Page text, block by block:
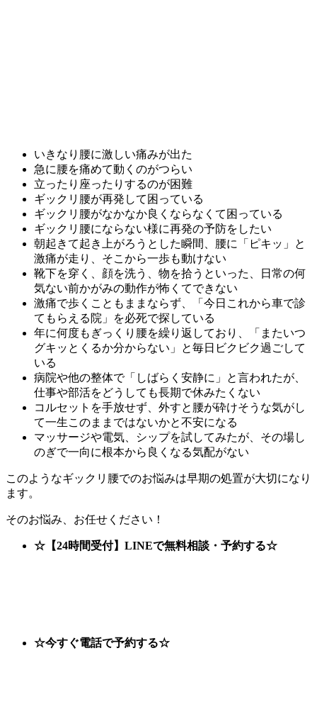
いきなり腰に激しい痛みが出た
急に腰を痛めて動くのがつらい
立ったり座ったりするのが困難
ギックリ腰が再発して困っている
ギックリ腰がなかなか良くならなくて困っている
ギックリ腰にならない様に再発の予防をしたい
朝起きて起き上がろうとした瞬間、腰に「ピキッ」と
激痛が走り、そこから一歩も動けない
靴下を穿く、顔を洗う、物を拾うといった、日常の何
気ない前かがみの動作が怖くてできない
激痛で歩くこともままならず、「今日これから車で診
てもらえる院」を必死で探している
年に何度もぎっくり腰を繰り返しており、「またいつ
グキッとくるか分からない」と毎日ビクビク過ごして
いる
病院や他の整体で「しばらく安静に」と言われたが、
仕事や部活をどうしても長期で休みたくない
コルセットを手放せず、外すと腰が砕けそうな気がし
て一生このままではないかと不安になる
マッサージや電気、シップを試してみたが、その場し
のぎで一向に根本から良くなる気配がない
このようなギックリ腰でのお悩みは早期の処置が大切になり
ます。
そのお悩み、お任せください！
☆【24時間受付】LINEで無料相談・予約する☆
☆今すぐ電話で予約する☆